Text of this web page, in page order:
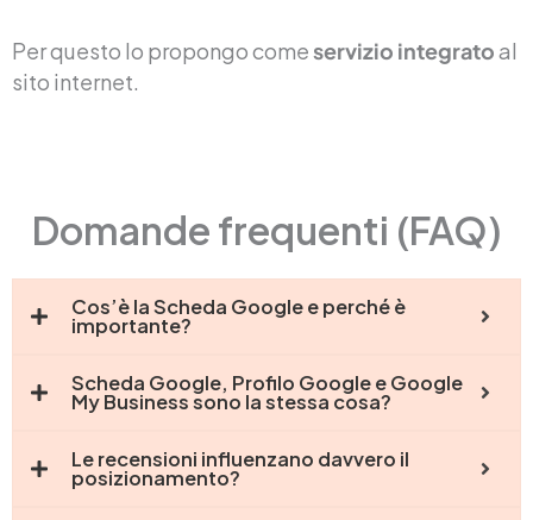
Per questo lo propongo comeservizio integratoal
sito internet.
Domande frequenti (FAQ)
Cos’è la Scheda Google e perché è
importante?
Scheda Google, Profilo Google e Google
My Business sono la stessa cosa?
Le recensioni influenzano davvero il
posizionamento?